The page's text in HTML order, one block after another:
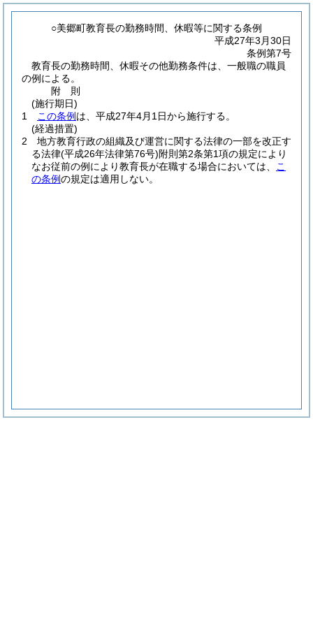
○美郷町教育長の勤務時間、休暇等に関する条例
平成27年3月30日
条例第7号
教育長の勤務時間、休暇その他勤務条件は、一般職の職員
の例による。
附 則
(施行期日)
1
この条例 は、平成27年4月1日から施行する。
(経過措置)
2
地方教育行政の組織及び運営に関する法律の一部を改正す
る法律(平成26年法律第76号)附則第2条第1項の規定により
なお従前の例により教育長が在職する場合においては、
こ
の条例の規定は適用しない。